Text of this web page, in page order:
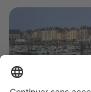
Image